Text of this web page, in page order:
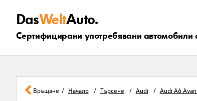
DasWeltAuto.
Сертифицирани употребявани автомобили
Връщане Начало Търсене Audi Audi A6